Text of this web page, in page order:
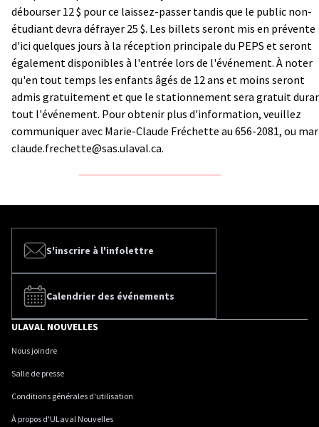
débourser 12 $ pour ce laissez-passer tandis que le public non-
étudiant devra défrayer 25 $. Les billets seront mis en prévente
d'ici quelques jours à la réception principale du PEPS et seront
également disponibles à l'entrée lors de l'événement. À noter
qu'en tout temps les enfants âgés de 12 ans et moins seront
admis gratuitement et que le stationnement sera gratuit
tout l'événement. Pour obtenir plus d'information, veuillez
communiquer avec Marie-Claude Fréchette au 656-2081, ou
claude.frechette@sas.ulaval.ca.
S'inscrire à l'infolettre
Calendrier des événements
ULAVAL NOUVELLES
Nous joindre
Salle de presse
Conditions générales d'utilisation
À propos d'ULaval Nouvelles